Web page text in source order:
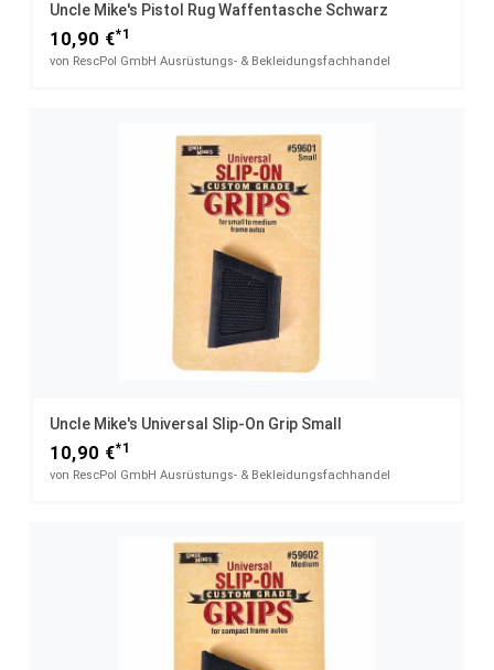
Uncle Mike's Pistol Rug Waffentasche Schwarz
10,90 €*1
von RescPol GmbH Ausrüstungs- & Bekleidungsfachhandel
Uncle Mike's Universal Slip-On Grip Small
10,90 €*1
von RescPol GmbH Ausrüstungs- & Bekleidungsfachhandel